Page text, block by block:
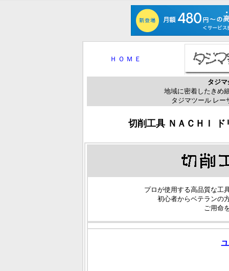
Ｈ Ｏ Ｍ Ｅ
タジ
地域に密着したきめ
タジマツール レー
切削工具 ＮＡＣＨＩ
プロが使用する高品質な工
初心者からベテランの
ご用命